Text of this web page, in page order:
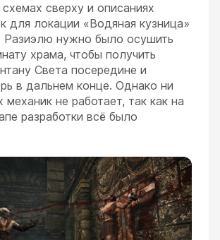
сверху и описаниях
для локации «Водяная кузница»
Разиэлю нужно было осушить
храма, чтобы получить
Света посередине и
в дальнем конце. Однако ни
механик не работает, так как на
разработки всё было